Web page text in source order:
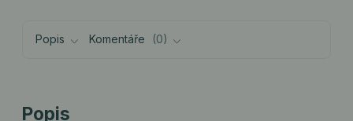
Popis Komentáře 0
Popis